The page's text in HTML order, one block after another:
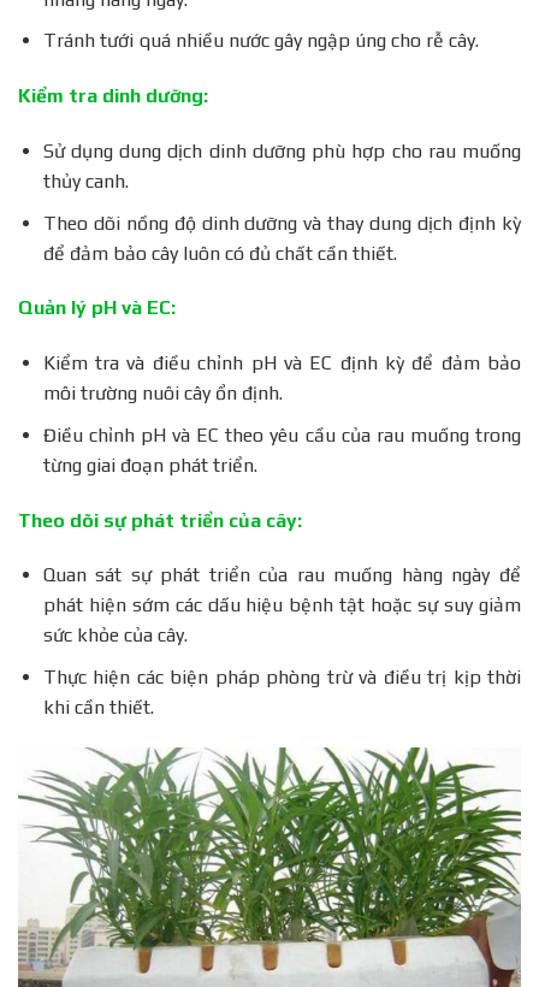
Tránh tưới quá nhiều nước gây ngập úng cho rễ cây.
Kiểm tra dinh dưỡng:
Sử dụng dung dịch dinh dưỡng phù hợp cho rau muống
thủy canh.
Theo dõi nồng độ dinh dưỡng và thay dung dịch định kỳ
để đảm bảo cây luôn có đủ chất cần thiết.
Quản lý pH và EC:
Kiểm tra và điều chỉnh pH và EC định kỳ để đảm bảo
môi trường nuôi cây ổn định.
Điều chỉnh pH và EC theo yêu cầu của rau muống trong
từng giai đoạn phát triển.
Theo dõi sự phát triển của cây:
Quan sát sự phát triển của rau muống hàng ngày để
phát hiện sớm các dấu hiệu bệnh tật hoặc sự suy giảm
sức khỏe của cây.
Thực hiện các biện pháp phòng trừ và điều trị kịp thời
khi cần thiết.